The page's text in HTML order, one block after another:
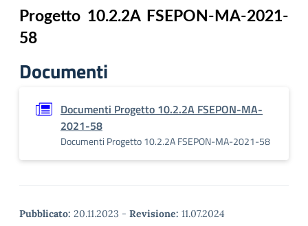
Progetto 10.2.2A FSEPON-MA-2021-
58
Documenti
Documenti Progetto 10.2.2A FSEPON-MA-
2021-58
Documenti Progetto 10.2.2A FSEPON-MA-2021-58
Pubblicato: 20.11.2023 - Revisione: 11.07.2024